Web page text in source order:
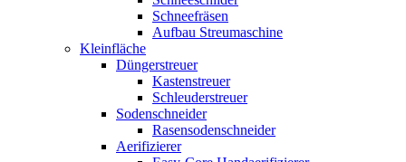
Schneefräsen
Aufbau Streumaschine
Kleinfläche
Düngerstreuer
Kastenstreuer
Schleuderstreuer
Sodenschneider
Rasensodenschneider
Aerifizierer